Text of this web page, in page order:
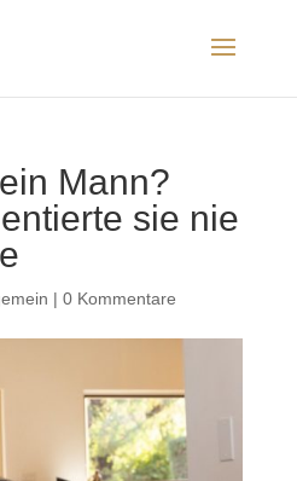
Mann?
sie nie
| 0 Kommentare